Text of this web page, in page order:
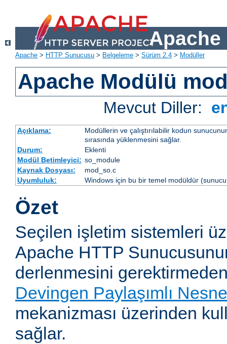
Apache
Apache > HTTP Sunucusu > Belgeleme > Sürüm 2.4 > Modüller
Apache Modülü
Mevcut Diller:
Açıklama:
Modüllerin ve çalıştırılabilir kodun
sırasında yüklenmesini sağlar.
Durum:
Eklenti
Modül Betimleyici: so_module
Kaynak Dosyası:
mod_so.c
Uyumluluk:
Windows için bu bir temel modüldür
Özet
Seçilen işletim sistemleri
Apache HTTP
derlenmesini
Devingen Paylaşımlı Nesne
mekanizması üzerinden
sağlar.